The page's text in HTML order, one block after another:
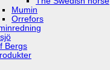
Mumin
Orrefors
Bergs